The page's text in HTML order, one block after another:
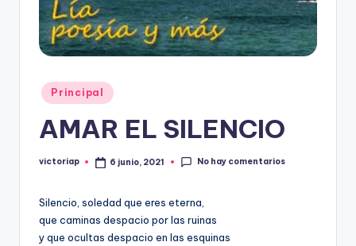
Publicado
en
Principal
AMAR EL SILENCIO
Publicado
victoriap 6 junio, 2021 No hay comentarios
Silencio, soledad que eres eterna,
que caminas despacio por las ruinas
y que ocultas despacio en las esquinas